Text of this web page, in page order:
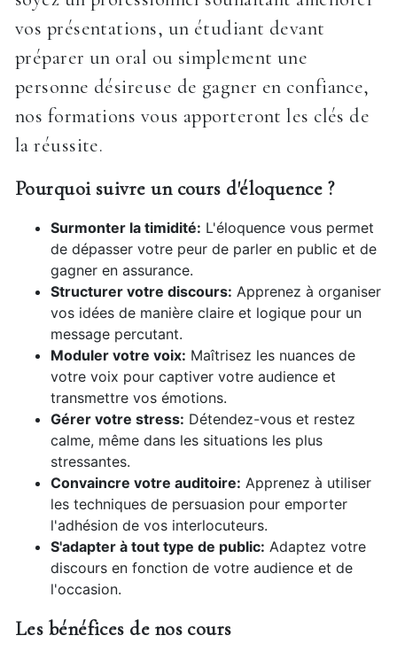
vos présentations, un étudiant devant
préparer un oral ou simplement une
personne désireuse de gagner en confiance,
nos formations vous apporteront les clés de
la réussite.
Pourquoi suivre un cours d'éloquence ?
Surmonter la timidité: L'éloquence vous permet
de dépasser votre peur de parler en public et de
gagner en assurance.
Structurer votre discours: Apprenez à organiser
vos idées de manière claire et logique pour un
message percutant.
Moduler votre voix: Maîtrisez les nuances de
votre voix pour captiver votre audience et
transmettre vos émotions.
Gérer votre stress: Détendez-vous et restez
calme, même dans les situations les plus
stressantes.
Convaincre votre auditoire: Apprenez à utiliser
les techniques de persuasion pour emporter
l'adhésion de vos interlocuteurs.
S'adapter à tout type de public: Adaptez votre
discours en fonction de votre audience et de
l'occasion.
Les bénéfices de nos cours